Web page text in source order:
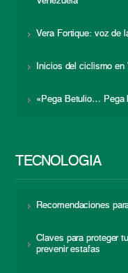
Vera Fortique: voz de
Inicios del ciclismo en
«Pega Betulio… Pega
TECNOLOGÍA
Recomendaciones
Claves para proteger
prevenir estafas